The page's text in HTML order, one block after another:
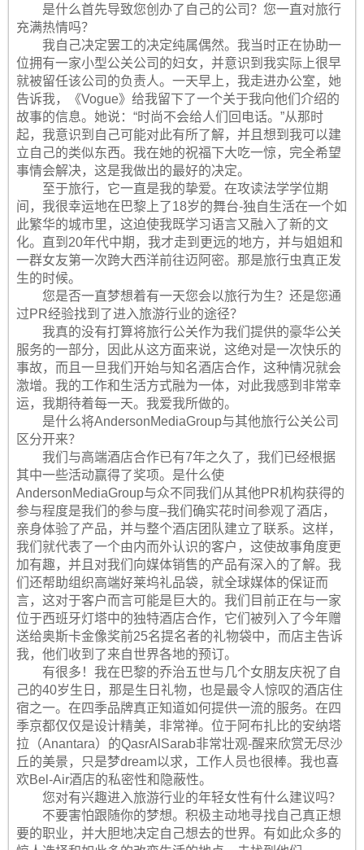
是什么首先导致您创办了自己的公司？您一直对旅行
充满热情吗？
我自己决定罢工的决定纯属偶然。我当时正在协助一
位拥有一家小型公关公司的妇女，并意识到我实际上很早
就被留任该公司的负责人。一天早上，我走进办公室，她
告诉我，《Vogue》给我留下了一个关于我向他们介绍的
故事的信息。她说：“时尚不会给人们回电话。”从那时
起，我意识到自己可能对此有所了解，并且想到我可以建
立自己的类似东西。我在她的祝福下大吃一惊，完全希望
事情会解决，这是我做出的最好的决定。
至于旅行，它一直是我的挚爱。在攻读法学学位期
间，我很幸运地在巴黎上了18岁的舞台-独自生活在一个如
此繁华的城市里，这迫使我既学习语言又融入了新的文
化。直到20年代中期，我才走到更远的地方，并与姐姐和
一群女友第一次跨大西洋前往迈阿密。那是旅行虫真正发
生的时候。
您是否一直梦想着有一天您会以旅行为生？还是您通
过PR经验找到了进入旅游行业的途径？
我真的没有打算将旅行公关作为我们提供的豪华公关
服务的一部分，因此从这方面来说，这绝对是一次快乐的
事故，而且一旦我们开始与知名酒店合作，这种情况就会
激增。我的工作和生活方式融为一体，对此我感到非常幸
运，我期待着每一天。我爱我所做的。
是什么将AndersonMediaGroup与其他旅行公关公司
区分开来？
我们与高端酒店合作已有7年之久了，我们已经根据
其中一些活动赢得了奖项。是什么使
AndersonMediaGroup与众不同我们从其他PR机构获得的
参与程度是我们的参与度–我们确实花时间参观了酒店，
亲身体验了产品，并与整个酒店团队建立了联系。这样，
我们就代表了一个由内而外认识的客户，这使故事角度更
加有趣，并且对我们向媒体销售的产品有深入的了解。我
们还帮助组织高端好莱坞礼品袋，就全球媒体的保证而
言，这对于客户而言可能是巨大的。我们目前正在与一家
位于西班牙灯塔中的独特酒店合作，它们被列入了今年赠
送给奥斯卡金像奖前25名提名者的礼物袋中，而店主告诉
我，他们收到了来自世界各地的预订。
有很多！我在巴黎的乔治五世与几个女朋友庆祝了自
己的40岁生日，那是生日礼物，也是最令人惊叹的酒店住
宿之一。在四季品牌真正知道如何提供一流的服务。在四
季京都仅仅是设计精美，非常禅。位于阿布扎比的安纳塔
拉（Anantara）的QasrAlSarab非常壮观-醒来欣赏无尽沙
丘的美景，只​​是梦dream以求，工作人员也很棒。我也喜
欢Bel-Air酒店的私密性和隐蔽性。
您对有兴趣进入旅游行业的年轻女性有什么建议吗？
不要害怕跟随你的梦想。积极主动地寻找自己真正想
要的职业，并大胆地决定自己想去的世界。有如此众多的